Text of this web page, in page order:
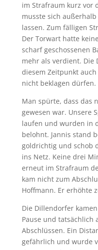
im Strafraum kurz vor
musste sich
lassen. Zum fälligen
Der Torwart hatte
scharf geschossenen
mehr als verdient. Die
diesem Zeitpunkt
nicht beklagen dürfen.
Man spürte, dass das
gewesen war. Unsere
laufen und wurden in
belohnt. Jannis stand
goldrichtig und schob
ins Netz. Keine drei
erneut im Strafraum
kam nicht zum
Hoffmann. Er erhöhte
Die Dillendorfer
Pause und tatsächlich
Abschlüssen. Ein
gefährlich und wurde